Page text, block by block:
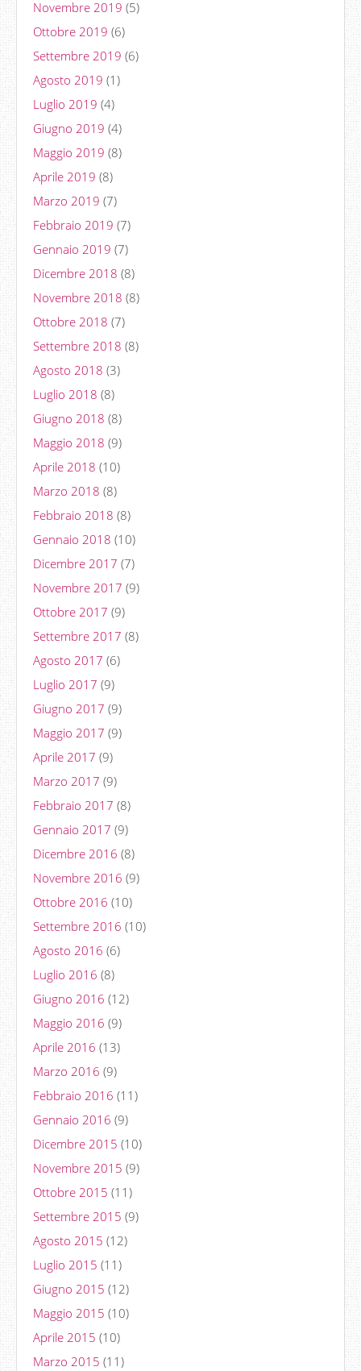
Novembre 2019 (5)
Ottobre 2019 (6)
Settembre 2019 (6)
Agosto 2019 (1)
Luglio 2019 (4)
Giugno 2019 (4)
Maggio 2019 (8)
Aprile 2019 (8)
Marzo 2019 (7)
Febbraio 2019 (7)
Gennaio 2019 (7)
Dicembre 2018 (8)
Novembre 2018 (8)
Ottobre 2018 (7)
Settembre 2018 (8)
Agosto 2018 (3)
Luglio 2018 (8)
Giugno 2018 (8)
Maggio 2018 (9)
Aprile 2018 (10)
Marzo 2018 (8)
Febbraio 2018 (8)
Gennaio 2018 (10)
Dicembre 2017 (7)
Novembre 2017 (9)
Ottobre 2017 (9)
Settembre 2017 (8)
Agosto 2017 (6)
Luglio 2017 (9)
Giugno 2017 (9)
Maggio 2017 (9)
Aprile 2017 (9)
Marzo 2017 (9)
Febbraio 2017 (8)
Gennaio 2017 (9)
Dicembre 2016 (8)
Novembre 2016 (9)
Ottobre 2016 (10)
Settembre 2016 (10)
Agosto 2016 (6)
Luglio 2016 (8)
Giugno 2016 (12)
Maggio 2016 (9)
Aprile 2016 (13)
Marzo 2016 (9)
Febbraio 2016 (11)
Gennaio 2016 (9)
Dicembre 2015 (10)
Novembre 2015 (9)
Ottobre 2015 (11)
Settembre 2015 (9)
Agosto 2015 (12)
Luglio 2015 (11)
Giugno 2015 (12)
Maggio 2015 (10)
Aprile 2015 (10)
Marzo 2015 (11)